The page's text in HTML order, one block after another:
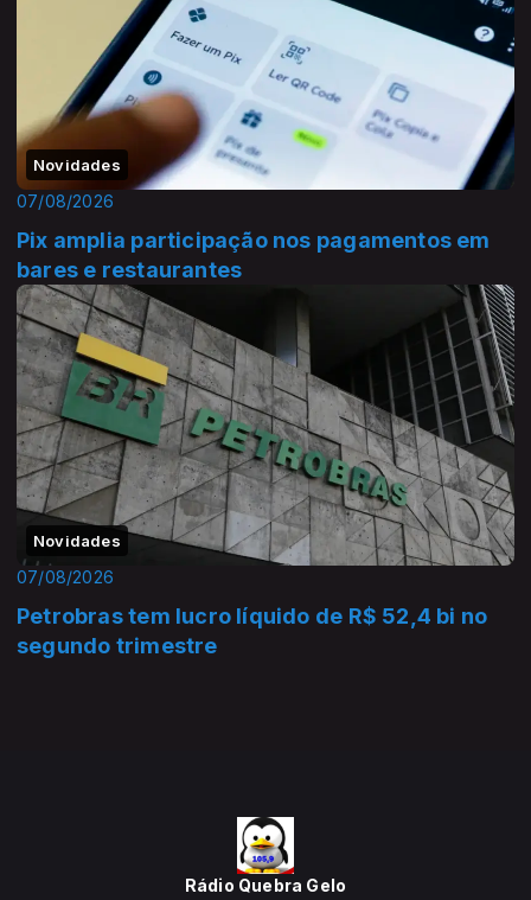
Novidades
07/08/2026
Pix amplia participação nos pagamentos em
bares e restaurantes
Novidades
07/08/2026
Petrobras tem lucro líquido de R$ 52,4 bi no
segundo trimestre
Rádio Quebra Gelo